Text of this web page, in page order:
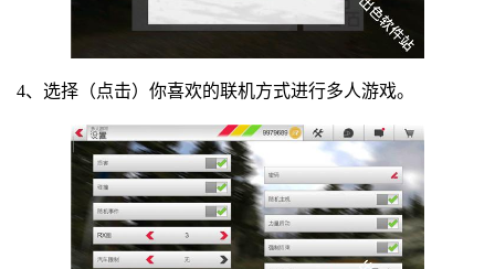
4、选择（点击）你喜欢的联机方式进行多人游戏。